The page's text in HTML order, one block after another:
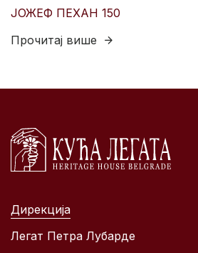
ЈОЖЕФ ПЕХАН 150
Прочитај више
Дирекција
Легат Петра Лубарде